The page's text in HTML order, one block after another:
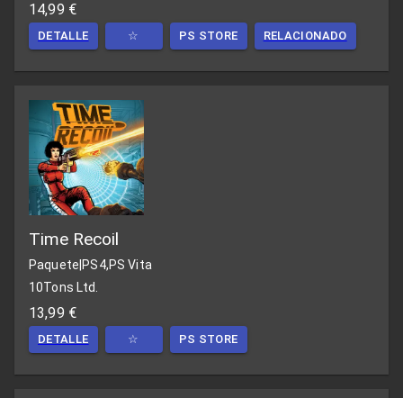
14,99 €
DETALLE ☆ PS STORE RELACIONADO
Time Recoil
Paquete PS4,PS Vita
10Tons Ltd.
13,99 €
DETALLE ☆ PS STORE